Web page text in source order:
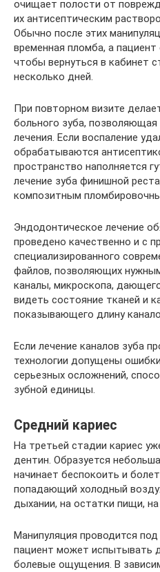
очищает полости от
их антисептическим
Обычно после этих
временная пломба, а
чтобы вернуться в кабинет
несколько дней.
При повторном визите
больного зуба,
лечения. Если воспаление
обрабатываются
пространство наполняется
лечение зуба финишной
композитным
Эндодонтическое лечение
проведено качественно и с
специализированного
файлов, позволяющих
каналы, микроскопа,
видеть состояние тканей и
показывающего длину
Если лечение каналов зуба
технологии допущены
серьезных осложнений,
зубной единицы.
Средний кариес
На третьей стадии кариес
дентин. Образуется
начинает беспокоить и
попадающий холодный
дыхании, на остатки пищи,
Манипуляция проводится под
пациент может испытывать
болевые ощущения. В